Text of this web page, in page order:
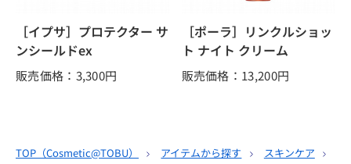
［イプサ］プロテクター サ
ンシールドex
販売価格：3,300円
［ポーラ］リンクルショッ
ト ナイト クリーム
販売価格：13,200円
TOP（Cosmetic@TOBU） アイテムから探す スキンケア